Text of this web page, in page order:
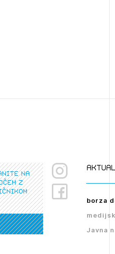
na
z
borza
Javna